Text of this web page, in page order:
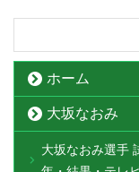
ホーム
大坂なおみ
大坂なおみ選手